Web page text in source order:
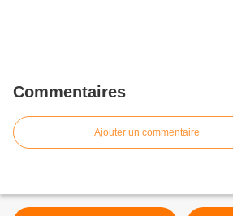
Commentaires
Ajouter un commentaire